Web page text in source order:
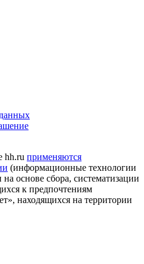
hh.ru применяются
(информационные технологии
основе сбора, систематизации
к предпочтениям
находящихся на территории